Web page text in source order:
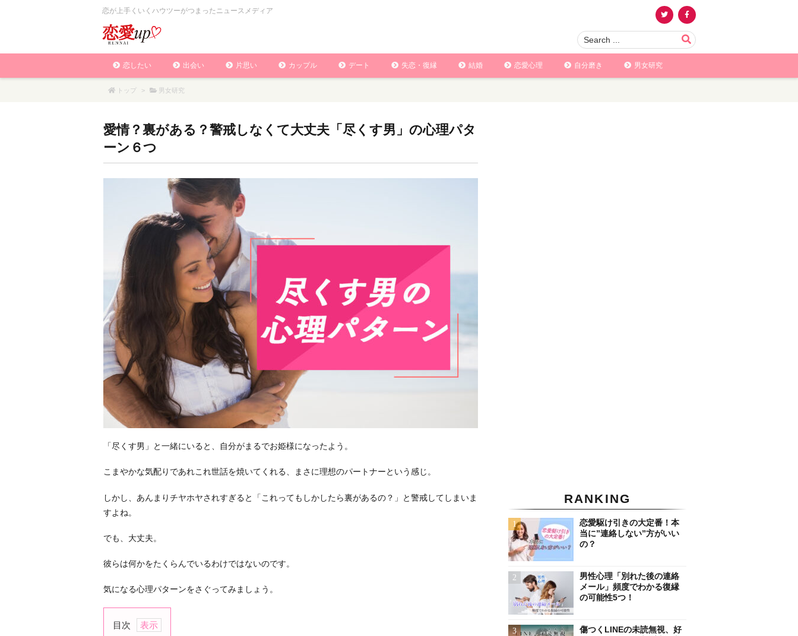
恋が上手くいくハウツーがつまったニュースメディア
恋したい 出会い 片思い カップル デート 失恋・復縁 結婚 恋愛心理 自分磨き 男女研究
トップ > 男女研究
愛情？裏がある？警戒しなくて大丈夫「尽くす男」の心理パタ
ーン６つ
「尽くす男」と一緒にいると、自分がまるでお姫様になったよう。
こまやかな気配りであれこれ世話を焼いてくれる、まさに理想のパートナーという感じ。
しかし、あんまりチヤホヤされすぎると「これってもしかしたら裏があるの？」と警戒してしまいま
すよね。
でも、大丈夫。
彼らは何かをたくらんでいるわけではないのです。
気になる心理パターンをさぐってみましょう。
目次
RANKING
恋愛駆け引きの大定番！本
当に”連絡しない”方がいい
の？
男性心理「別れた後の連絡
メール」頻度でわかる復縁
の可能性5つ！
傷つくLINEの未読無視、好